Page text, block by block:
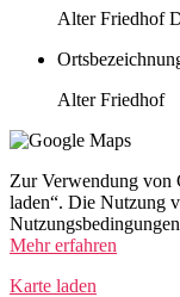
Alter Friedhof
Alter Friedhof
Zur Verwendung von
laden“. Die Nutzung
Mehr erfahren
Karte laden